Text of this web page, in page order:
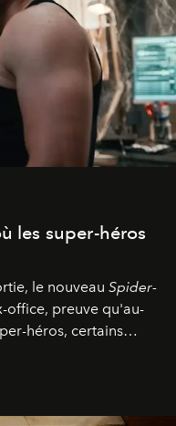
les super-héros
le nouveau Spider-
office, preuve qu'au-
héros, certains